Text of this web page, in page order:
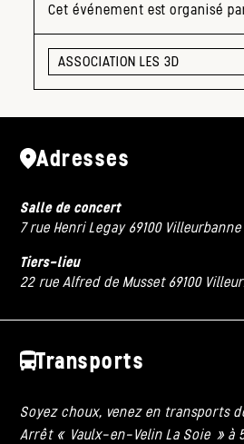
Cet événement est organisé
ASSOCIATION LES 3D
Adresses
Salle de concert
7 rue Henri Legay 69100 Villeurbanne
Tiers-lieu
22 rue Alfred de Musset 69100
Transports
Soyez choux, venez en transports
Arrêt « Vaulx-en-Velin La Soie » à